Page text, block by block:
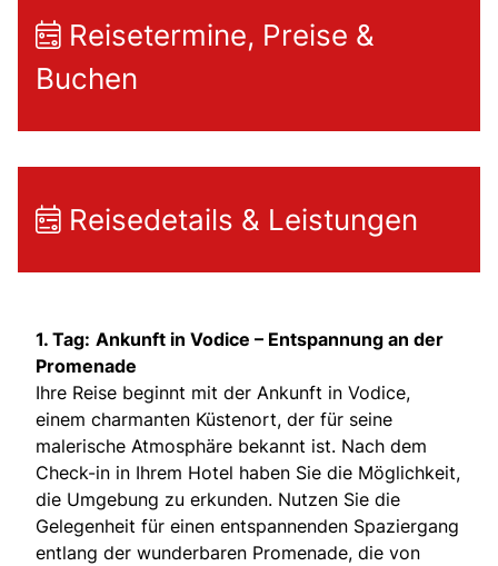
Reisetermine, Preise &
Buchen
Reisedetails & Leistungen
1. Tag: Ankunft in Vodice – Entspannung an der
Promenade
Ihre Reise beginnt mit der Ankunft in Vodice,
einem charmanten Küstenort, der für seine
malerische Atmosphäre bekannt ist. Nach dem
Check-in in Ihrem Hotel haben Sie die Möglichkeit,
die Umgebung zu erkunden. Nutzen Sie die
Gelegenheit für einen entspannenden Spaziergang
entlang der wunderbaren Promenade, die von